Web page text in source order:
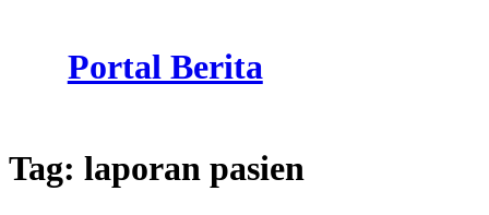
Portal Berita
Tag: laporan pasien